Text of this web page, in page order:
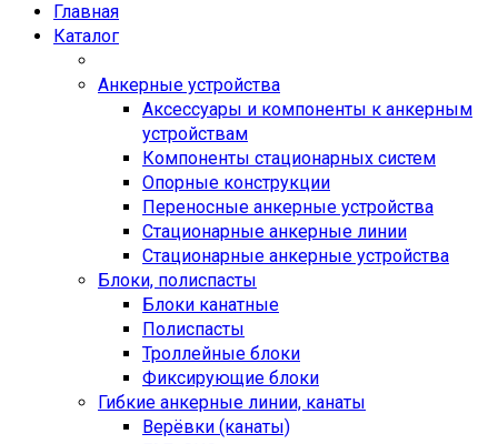
Главная
Каталог
Анкерные устройства
Аксессуары и компоненты к анкерным
устройствам
Компоненты стационарных систем
Опорные конструкции
Переносные анкерные устройства
Стационарные анкерные линии
Стационарные анкерные устройства
Блоки, полиспасты
Блоки канатные
Полиспасты
Троллейные блоки
Фиксирующие блоки
Гибкие анкерные линии, канаты
Верёвки (канаты)